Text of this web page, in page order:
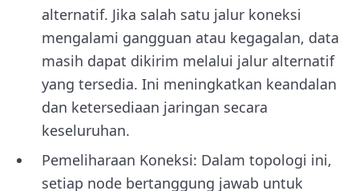
alternatif. Jika salah satu jalur koneksi
mengalami gangguan atau kegagalan, data
masih dapat dikirim melalui jalur alternatif
yang tersedia. Ini meningkatkan keandalan
dan ketersediaan jaringan secara
keseluruhan.
Pemeliharaan Koneksi: Dalam topologi ini,
setiap node bertanggung jawab untuk